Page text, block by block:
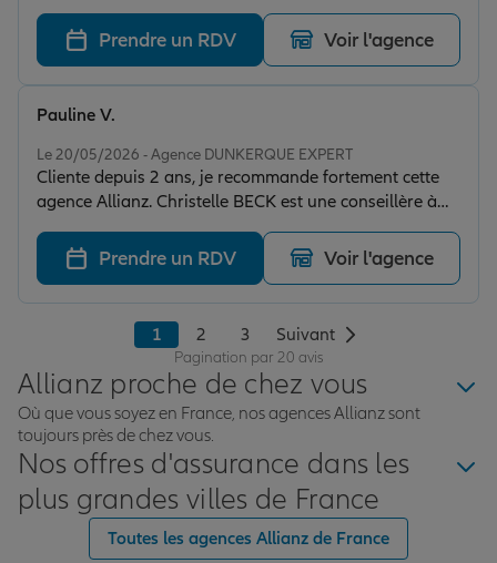
Prendre un RDV Voir l'agence
Le 20/05/2026 - Agence DUNKERQUE EXPERT
Cliente depuis 2 ans, je recommande fortement cette
agence Allianz. Christelle BECK est une conseillère à
l'écoute, qui sait parfaitement cibler mes besoins et me
proposer des solutions sur mesure. Allez-y les yeux
fermés !
Pauline V.
Prendre un RDV Voir l'agence
1 2 3 Suivant
Pagination par 20 avis
Allianz proche de chez vous
Où que vous soyez en France, nos agences Allianz sont
toujours près de chez vous.
Nos offres d'assurance dans les
plus grandes villes de France
Toutes les agences Allianz de France